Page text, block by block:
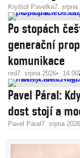
Kryštof Pavelka7. srpna
Po stopách
generační
komunikace
nrd7. srpna 2026 14:00
Pavel Páral:
dost stojí a
Pavel Páral 7. srpna 2026